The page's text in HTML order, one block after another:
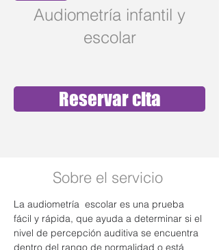
Audiometría infantil y
escolar
Reservar cita
Sobre el servicio
La audiometría  escolar es una prueba
fácil y rápida, que ayuda a determinar si el
nivel de percepción auditiva se encuentra
dentro del rango de normalidad o está